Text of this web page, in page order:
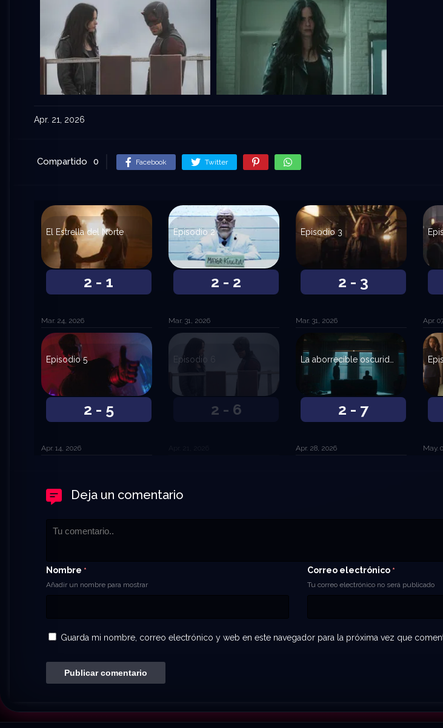
Apr. 21, 2026
Compartido 0 Facebook Twitter
2 - 1
El Estrella del Norte
Mar. 24, 2026
2 - 2
Episodio 2
Mar. 31, 2026
2 - 3
Episodio 3
Mar. 31, 2026 Apr.
2 - 5
Episodio 5
Apr. 14, 2026
2 - 6
Episodio 6
2 - 7
Apr. 28, 2026 May.
Deja un comentario
Nombre *
Añadir un nombre para mostrar
Correo electrónico *
Tu correo electrónico no será publicado
Guarda mi nombre, correo electrónico y web en este navegador para la próxima vez que